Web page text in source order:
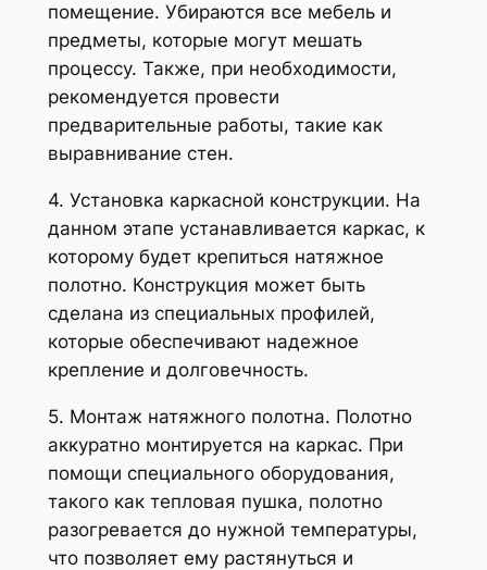
помещение. Убираются все мебель и
предметы, которые могут мешать
процессу. Также, при необходимости,
рекомендуется провести
предварительные работы, такие как
выравнивание стен.
4. Установка каркасной конструкции. На
данном этапе устанавливается каркас, к
которому будет крепиться натяжное
полотно. Конструкция может быть
сделана из специальных профилей,
которые обеспечивают надежное
крепление и долговечность.
5. Монтаж натяжного полотна. Полотно
аккуратно монтируется на каркас. При
помощи специального оборудования,
такого как тепловая пушка, полотно
разогревается до нужной температуры,
что позволяет ему растянуться и